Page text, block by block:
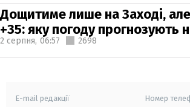
Дощитиме лише на Заході,
+35: яку погоду прогнозують
2 серпня, 06:57 2698
E-mail редакції Номер